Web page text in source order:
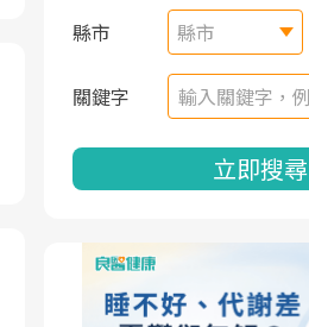
縣市 縣市
關鍵字
立即搜尋